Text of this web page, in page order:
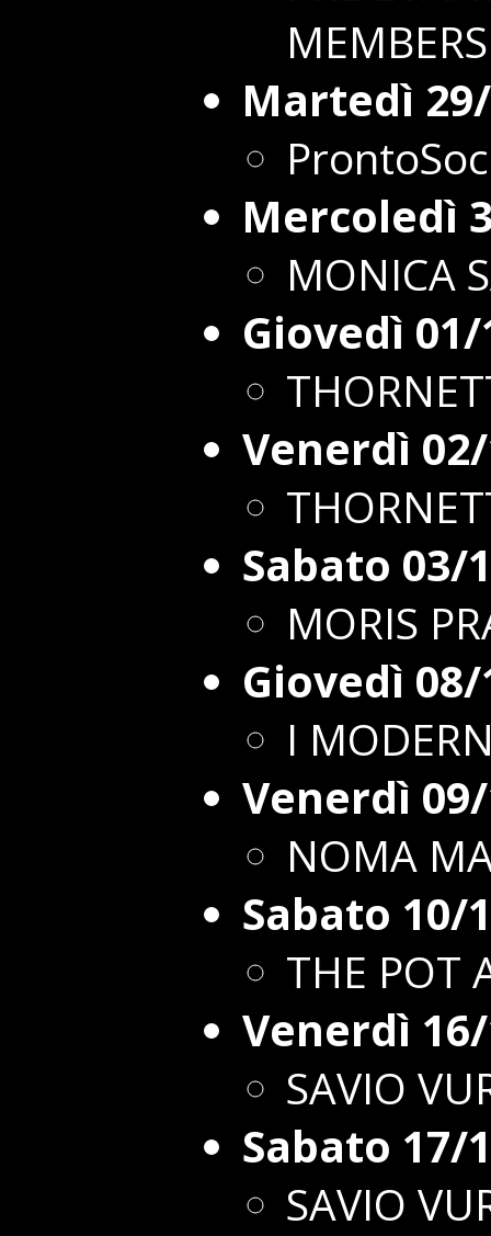
Martedì
Mercoledì
MONICA
Giovedì
Venerdì
Sabato 03/
MORIS
Giovedì
I
Venerdì
NOMA
Sabato 10/
THE POT
Venerdì
SAVIO
Sabato 17/
SAVIO